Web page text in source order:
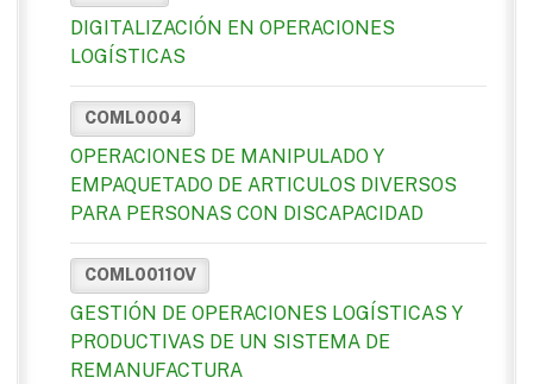
DIGITALIZACIÓN EN OPERACIONES
LOGÍSTICAS
COML0004
OPERACIONES DE MANIPULADO Y
EMPAQUETADO DE ARTICULOS DIVERSOS
PARA PERSONAS CON DISCAPACIDAD
COML0011OV
GESTIÓN DE OPERACIONES LOGÍSTICAS Y
PRODUCTIVAS DE UN SISTEMA DE
REMANUFACTURA